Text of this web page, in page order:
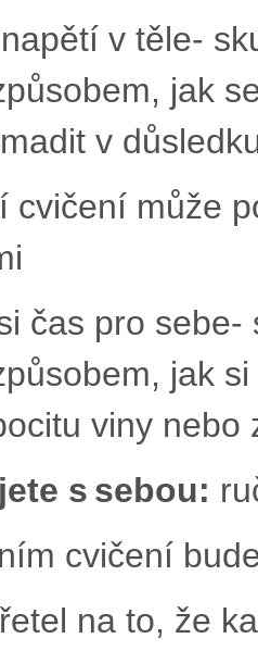
v těle-
jak
v
cvičení může
čas pro
jak
viny
s sebou:
cvičení
na to, že